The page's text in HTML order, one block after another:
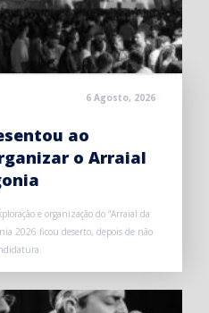
6 Agosto, 2026
ao
o Arraial
e organização do “Arraial da
2026 ficou deserto, depois de não